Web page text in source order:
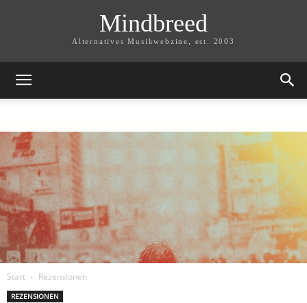
Mindbreed
Alternatives Musikwebzine, est. 2003
Start Rezensionen
REZENSIONEN